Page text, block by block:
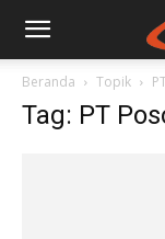
Beranda Topik
Tag: PT